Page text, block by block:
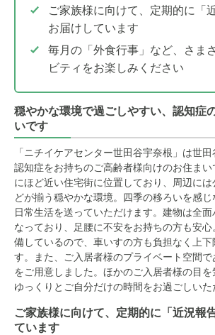
ご家族様に向けて、定期的に「
お届けしています
毎月の「外食行事」など、さま
ビティをお楽しみください
穏やかな環境で過ごしやすい、認知症
いです
「ニチイケアセンター世田谷宇奈根」は世田
認知症をお持ちのご高齢者様向けのお住ま
にほど近い住宅街に位置しており、周辺に
どが揃う穏やかな環境。四季の移ろいを感
日常生活を送っていただけます。建物は全
なっており、足腰に不安をお持ちの方も安
備しているので、車いすの方も負担なく上下
す。また、ご入居者様のプライベート空間
をご用意しました。ほかのご入居者様の目を
ゆっくりとご自分だけの時間をお過ごしいた
ご家族様に向けて、定期的に「近況報
ています